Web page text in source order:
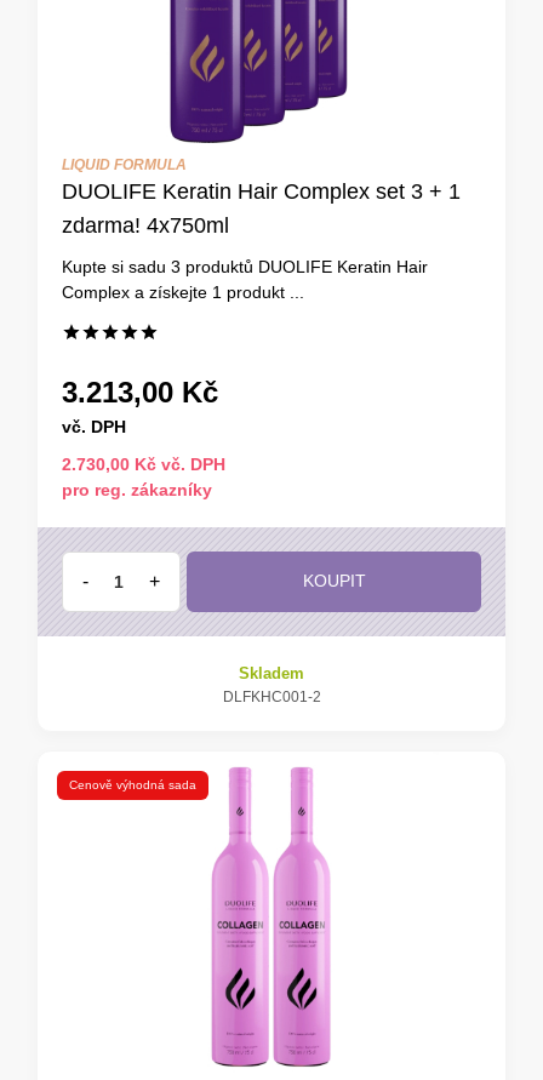
LIQUID FORMULA
DUOLIFE Keratin Hair Complex set 3 + 1
zdarma! 4x750ml
Kupte si sadu 3 produktů DUOLIFE Keratin Hair
Complex a získejte 1 produkt ...
3.213,00 Kč
vč. DPH
2.730,00 Kč vč. DPH
pro reg. zákazníky
- + KOUPIT
Skladem
DLFKHC001-2
Cenově výhodná sada